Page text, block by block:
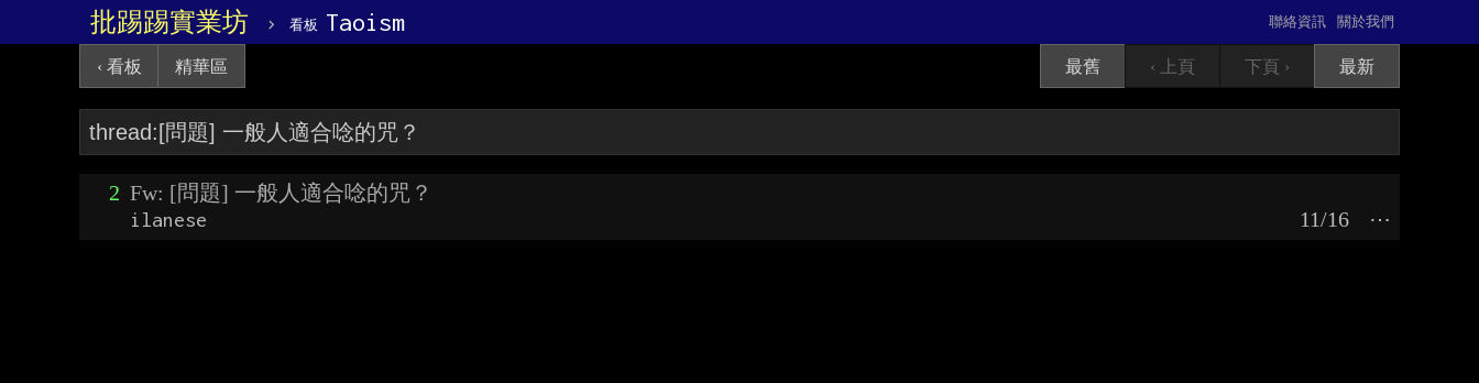
批踢踢實業坊 › 看板 Taoism 關於我們
聯絡資訊
‹ 看板 精華區 最舊 ‹ 上頁 下頁 › 最新
2 Fw: [問題] 一般人適合唸的咒？
ilanese ⋯
11/16